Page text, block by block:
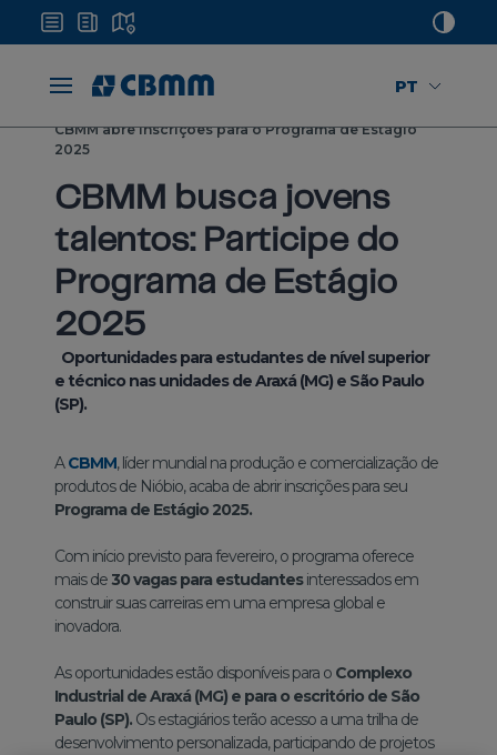
PT
CBMM abre inscrições para o Programa de Estágio
2025
CBMM busca jovens
talentos: Participe do
Programa de Estágio
2025
Oportunidades para estudantes de nível superior
e técnico nas unidades de Araxá (MG) e São Paulo
(SP).
ACBMM, líder mundial na produção e comercialização de
produtos de Nióbio, acaba de abrir inscrições para seu
Programa de Estágio 2025.
Com início previsto para fevereiro, o programa oferece
mais de 30 vagas para estudantesinteressados em
construir suas carreiras em uma empresa global e
inovadora.
As oportunidades estão disponíveis para o Complexo
Industrial de Araxá (MG) e para o escritório de São
Paulo (SP). Os estagiários terão acesso a uma trilha de
desenvolvimento personalizada, participando de projetos